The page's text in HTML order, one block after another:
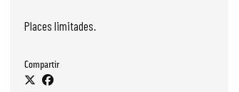
Places limitades.
Compartir